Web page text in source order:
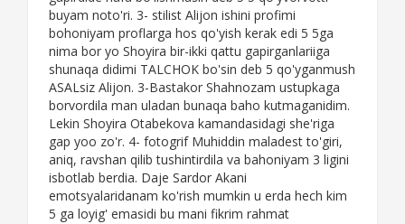
buyam noto'ri. 3- stilist Alijon ishini profimi
bohoniyam proflarga hos qo'yish kerak edi 5 5ga
nima bor yo Shoyira bir-ikki qattu gapirganlariiga
shunaqa didimi TALCHOK bo'sin deb 5 qo'yganmush
ASALsiz Alijon. 3-Bastakor Shahnozam ustupkaga
borvordila man uladan bunaqa baho kutmaganidim.
Lekin Shoyira Otabekova kamandasidagi she'riga
gap yoo zo'r. 4- fotogrif Muhiddin maladest to'giri,
aniq, ravshan qilib tushintirdila va bahoniyam 3 ligini
isbotlab berdia. Daje Sardor Akani
emotsyalaridanam ko'rish mumkin u erda hech kim
5 ga loyig' emasidi bu mani fikrim rahmat